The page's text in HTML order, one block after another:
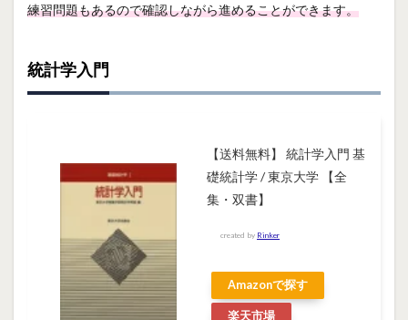
練習問題もあるので確認しながら進めることができます。
統計学入門
【送料無料】 統計学入門 基
礎統計学 / 東京大学 【全
集・双書】
created by Rinker
Amazonで探す
楽天市場